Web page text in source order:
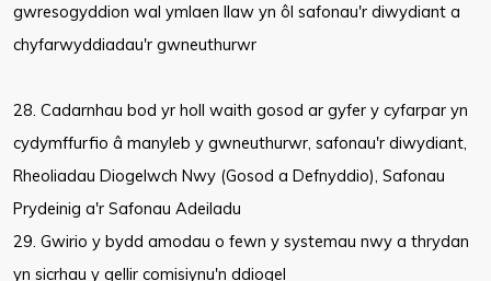
gwresogyddion wal ymlaen llaw yn ôl safonau'r diwydiant a
chyfarwyddiadau'r gwneuthurwr
28. Cadarnhau bod yr holl waith gosod ar gyfer y cyfarpar yn
cydymffurfio â manyleb y gwneuthurwr, safonau'r diwydiant,
Rheoliadau Diogelwch Nwy (Gosod a Defnyddio), Safonau
Prydeinig a'r Safonau Adeiladu
29. Gwirio y bydd amodau o fewn y systemau nwy a thrydan
yn sicrhau y gellir comisiynu'n ddiogel